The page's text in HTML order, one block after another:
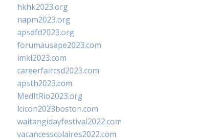
hkhk2023.org
napm2023.org
apsdfd2023.org
forumausape2023.com
imkl2023.com
careerfaircsd2023.com
apsth2023.com
MedItRio2023.org
lcicon2023boston.com
waitangidayfestival2022.com
vacancesscolaires2022.com